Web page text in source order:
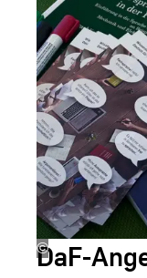
©
|
DaF-